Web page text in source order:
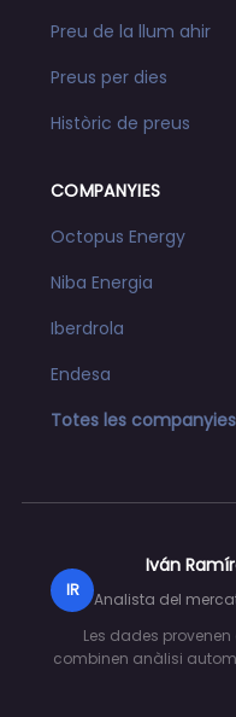
Preu de la llum ahir
Preus per dies
Històric de preus
COMPANYIES
Octopus Energy
Niba Energia
Iberdrola
Endesa
Totes les companyies
IR
Iván
Analista del
Les dades provenen
combinen anàlisi